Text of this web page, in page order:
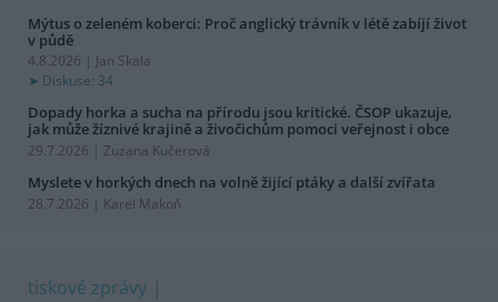
Mýtus o zeleném koberci: Proč anglický trávník v létě zabíjí život
v půdě
4.8.2026 | Jan Skala
Diskuse: 34
Dopady horka a sucha na přírodu jsou kritické. ČSOP ukazuje,
jak může žíznivé krajině a živočichům pomoci veřejnost i obce
29.7.2026 | Zuzana Kučerová
Myslete v horkých dnech na volně žijící ptáky a další zvířata
28.7.2026 | Karel Makoň
tiskové zprávy